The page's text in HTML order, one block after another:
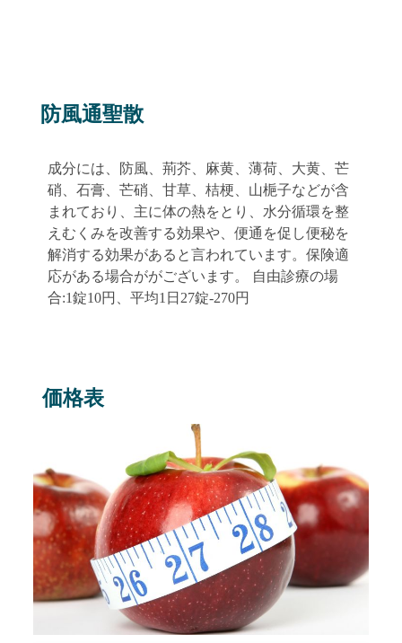
防風通聖散
成分には、防風、荊芥、麻黄、薄荷、大黄、芒
硝、石膏、芒硝、甘草、桔梗、山梔子などが含
まれており、主に体の熱をとり、水分循環を整
えむくみを改善する効果や、便通を促し便秘を
解消する効果があると言われています。保険適
応がある場合ががございます。 自由診療の場
合:1錠10円、平均1日27錠-270円
価格表